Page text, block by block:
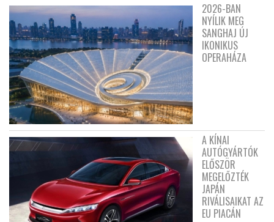
2026-BAN
NYÍLIK MEG
SANGHAJ ÚJ
IKONIKUS
OPERAHÁZA
A KÍNAI
AUTÓGYÁRTÓK
ELŐSZÖR
MEGELŐZTÉK
JAPÁN
RIVÁLISAIKAT AZ
EU PIACÁN